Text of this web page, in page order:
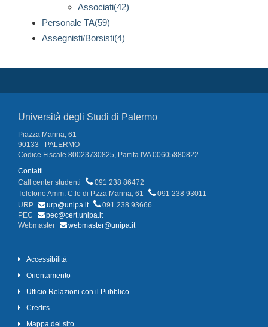
Associati(42)
Personale TA(59)
Assegnisti/Borsisti(4)
Università degli Studi di Palermo
Piazza Marina, 61
90133 - PALERMO
Codice Fiscale 80023730825, Partita IVA 00605880822
Contatti
Call center studenti
091 238 86472
Telefono Amm. C.le di P.zza Marina, 61
091 238 93011
URP
urp@unipa.it
091 238 93666
PEC
pec@cert.unipa.it
Webmaster
webmaster@unipa.it
Accessibilità
Orientamento
Ufficio Relazioni con il Pubblico
Credits
Mappa del sito